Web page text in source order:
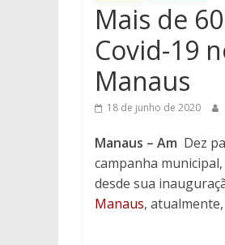
Mais de
Covid-19
Manaus
18 de junho de 2020
Manaus – Am Dez
campanha
desde sua
Manaus,